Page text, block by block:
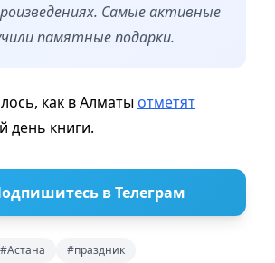
Самые активные
памятные подарки.
как в Алматы отметят
день книги.
в Телеграм
#Астана #праздник